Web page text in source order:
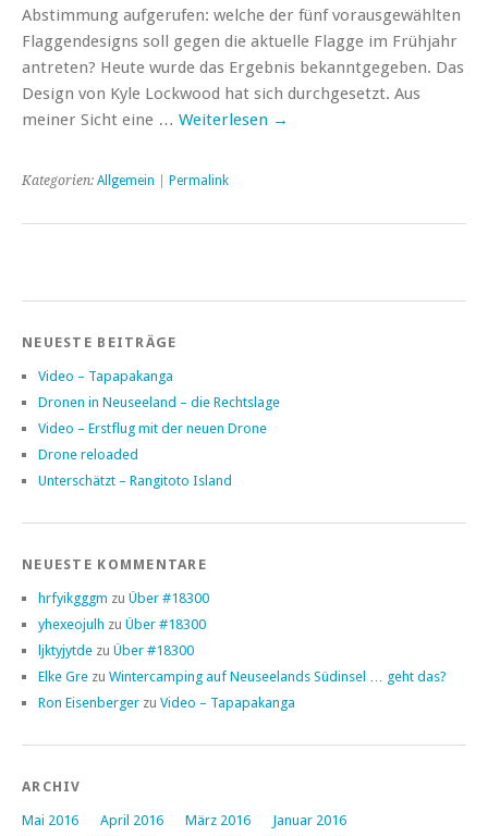
Abstimmung aufgerufen: welche der fünf vorausgewählten
Flaggendesigns soll gegen die aktuelle Flagge im Frühjahr
antreten? Heute wurde das Ergebnis bekanntgegeben. Das
Design von Kyle Lockwood hat sich durchgesetzt. Aus
meiner Sicht eine … Weiterlesen →
Kategorien: Allgemein Permalink
NEUESTE BEITRÄGE
Video – Tapapakanga
Dronen in Neuseeland – die Rechtslage
Video – Erstflug mit der neuen Drone
Drone reloaded
Unterschätzt – Rangitoto Island
NEUESTE KOMMENTARE
hrfyikgggm zu Über #18300
yhexeojulh zu Über #18300
ljktyjytde zu Über #18300
Elke Gre zu Wintercamping auf Neuseelands Südinsel … geht das?
Ron Eisenberger zu Video – Tapapakanga
ARCHIV
Mai 2016 April 2016 März 2016
Januar 2016